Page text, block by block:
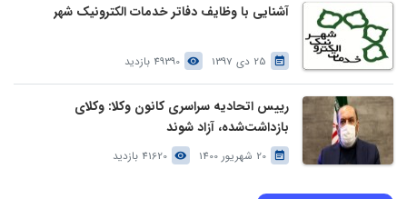
آشنایی با وظایف دفاتر خدمات الکترونیک شهر
25 دی 1397 49390 بازدید
رییس اتحادیه سراسری کانون وکلا: وکلای
بازداشت‌شده، آزاد شوند
20 شهریور 1400 41620 بازدید